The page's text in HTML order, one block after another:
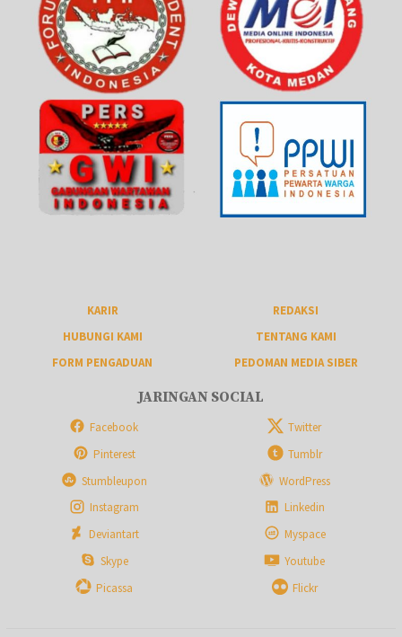
KARIR
REDAKSI
HUBUNGI KAMI
TENTANG KAMI
FORM PENGADUAN
PEDOMAN MEDIA SIBER
JARINGAN SOCIAL
Facebook
Twitter
Pinterest
Tumblr
Stumbleupon
WordPress
Instagram
Linkedin
Deviantart
Myspace
Skype
Youtube
Picassa
Flickr